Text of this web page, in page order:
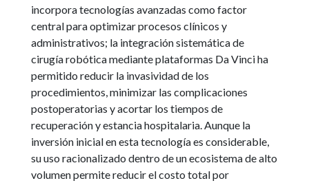
incorpora tecnologías avanzadas como factor
central para optimizar procesos clínicos y
administrativos; la integración sistemática de
cirugía robótica mediante plataformas Da Vinci ha
permitido reducir la invasividad de los
procedimientos, minimizar las complicaciones
postoperatorias y acortar los tiempos de
recuperación y estancia hospitalaria. Aunque la
inversión inicial en esta tecnología es considerable,
su uso racionalizado dentro de un ecosistema de alto
volumen permite reducir el costo total por